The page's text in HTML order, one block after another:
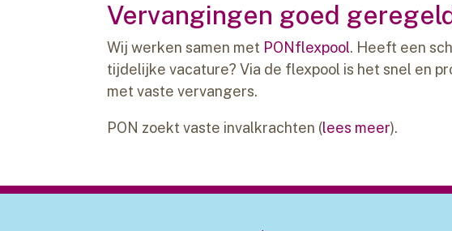
Vervangingen goed
Wij werken samen met PONflexpool. Heeft een
tijdelijke vacature? Via de flexpool is het snel en
met vaste vervangers.
PON zoekt vaste invalkrachten (lees meer).